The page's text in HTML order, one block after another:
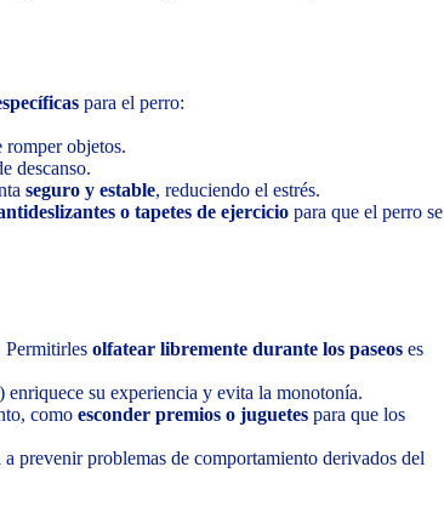
para el perro:
romper objetos.
descanso.
seguro y estable, reduciendo el estrés.
o tapetes de ejercicio para que el perro se
Permitirles olfatear libremente durante los paseos es
enriquece su experiencia y evita la monotonía.
como esconder premios o juguetes para que los
prevenir problemas de comportamiento derivados del